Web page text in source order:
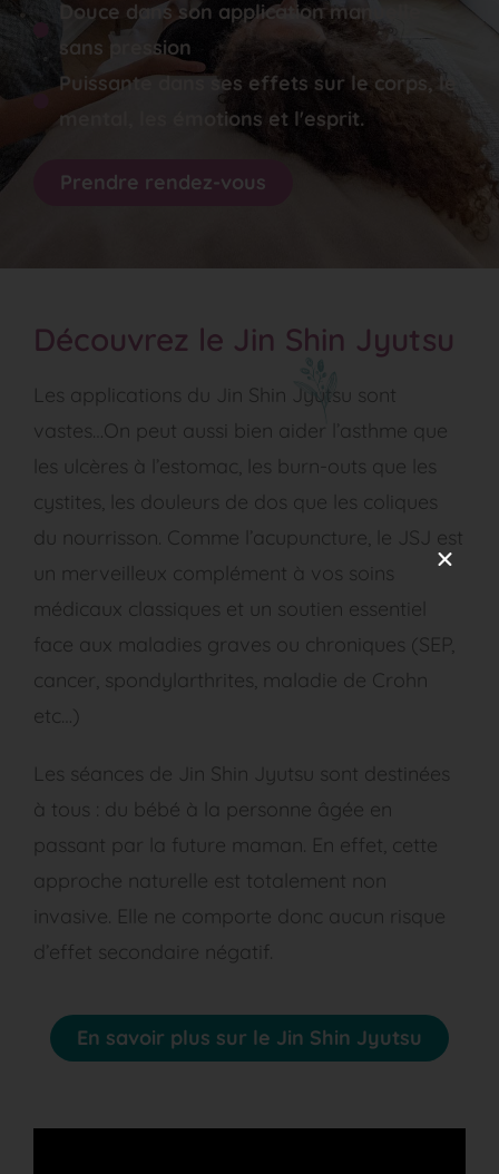
Douce dans son application manuelle
sans pression
Puissante dans ses effets sur le corps, le
mental, les émotions et l'esprit.
Prendre rendez-vous
Découvrez le Jin Shin Jyutsu
Les applications du Jin Shin Jyutsu sont
vastes…On peut aussi bien aider l’asthme que
les ulcères à l’estomac, les burn-outs que les
cystites, les douleurs de dos que les coliques
du nourrisson. Comme l’acupuncture, le JSJ est
un merveilleux complément à vos soins
médicaux classiques et un soutien essentiel
face aux maladies graves ou chroniques (SEP,
cancer, spondylarthrites, maladie de Crohn
etc…)
Les séances de Jin Shin Jyutsu sont destinées
à tous : du bébé à la personne âgée en
passant par la future maman. En effet, cette
approche naturelle est totalement non
invasive. Elle ne comporte donc aucun risque
d’effet secondaire négatif.
En savoir plus sur le Jin Shin Jyutsu